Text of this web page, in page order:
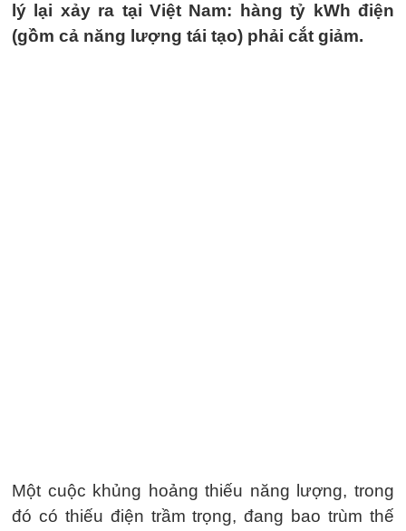
lý lại xảy ra tại Việt Nam: hàng tỷ kWh điện
(gồm cả năng lượng tái tạo) phải cắt giảm.
Một cuộc khủng hoảng thiếu năng lượng, trong
đó có thiếu điện trầm trọng, đang bao trùm thế